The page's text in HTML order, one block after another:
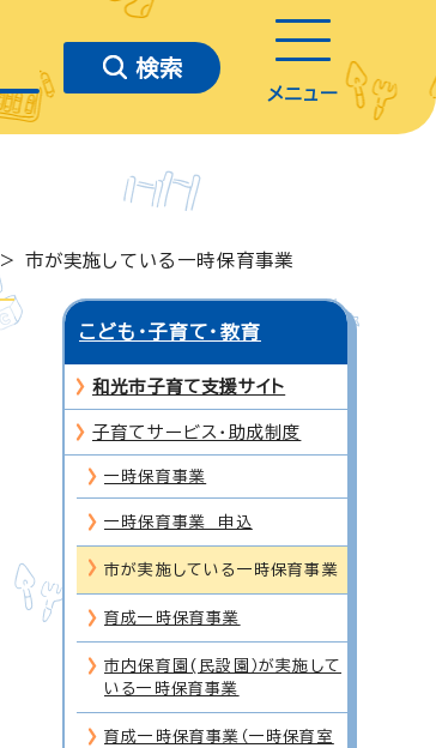
メニュー
> 市が実施している一時保育事業
こども・子育て・教育
和光市子育て支援サイト
子育てサービス・助成制度
一時保育事業
一時保育事業 申込
市が実施している一時保育事業
育成一時保育事業
市内保育園(民設園）が実施して
いる一時保育事業
育成一時保育事業（一時保育室